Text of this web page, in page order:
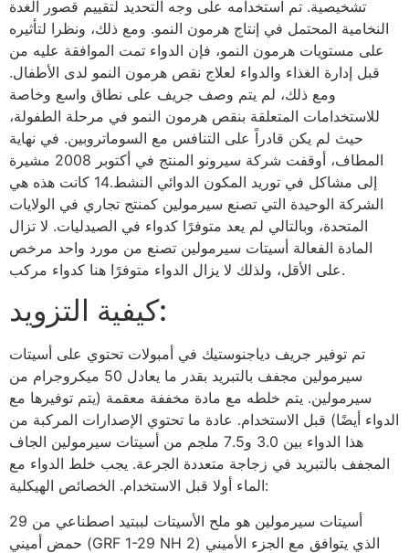
تشخيصية. تم استخدامه على وجه التحديد لتقييم قصور الغدة
النخامية المحتمل في إنتاج هرمون النمو. ومع ذلك، ونظرا لتأثيره
على مستويات هرمون النمو، فإن الدواء تمت الموافقة عليه من
قبل إدارة الغذاء والدواء لعلاج نقص هرمون النمو لدى الأطفال.
ومع ذلك، لم يتم وصف جريف على نطاق واسع وخاصة
للاستخدامات المتعلقة بنقص هرمون النمو في مرحلة الطفولة،
حيث لم يكن قادراً على التنافس مع السوماتروبين. في نهاية
المطاف، أوقفت شركة سيرونو المنتج في أكتوبر 2008 مشيرة
إلى مشاكل في توريد المكون الدوائي النشط.14 كانت هذه هي
الشركة الوحيدة التي تصنع سيرمولين كمنتج تجاري في الولايات
المتحدة، وبالتالي لم يعد متوفرًا كدواء في الصيدليات. لا تزال
المادة الفعالة أسيتات سيرمولين تصنع من مورد واحد مرخص
على الأقل، ولذلك لا يزال الدواء متوفرًا هنا كدواء مركب.
كيفية التزويد:
تم توفير جريف دياجنوستيك في أمبولات تحتوي على أسيتات
سيرمولين مجفف بالتبريد بقدر ما يعادل 50 ميكروجرام من
سيرمولين. يتم خلطه مع مادة مخففة معقمة (يتم توفيرها مع
الدواء أيضًا) قبل الاستخدام. عادة ما تحتوي الإصدارات المركبة من
هذا الدواء بين 3.0 و7.5 ملجم من أسيتات سيرمولين الجاف
المجفف بالتبريد في زجاجة متعددة الجرعة. يجب خلط الدواء مع
الماء أولا قبل الاستخدام. الخصائص الهيكلية:
أسيتات سيرمولين هو ملح الأسيتات لببتيد اصطناعي من 29
حمض أميني (GRF 1-29 NH 2) الذي يتوافق مع الجزء الأميني